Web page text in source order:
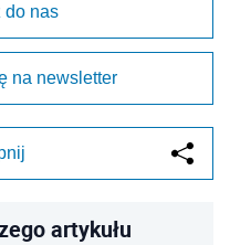
do nas
na newsletter
artykułu